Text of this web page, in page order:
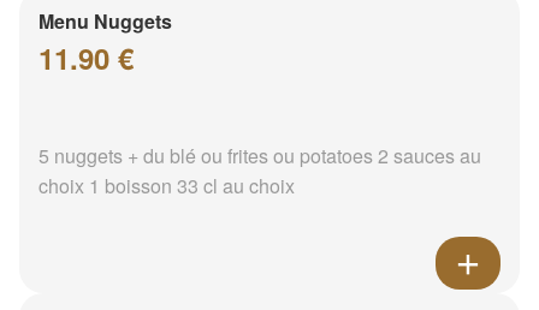
Menu Nuggets
11.90 €
5 nuggets + du blé ou frites ou potatoes 2 sauces au
choix 1 boisson 33 cl au choix